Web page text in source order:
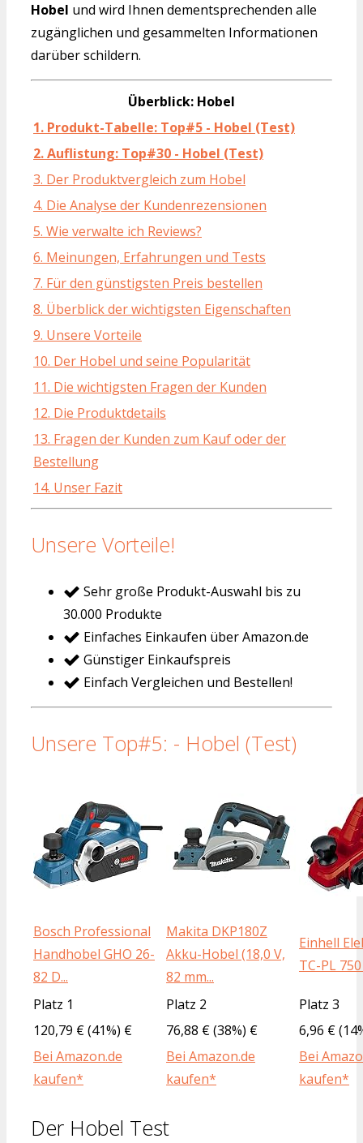
Hobel und wird Ihnen dementsprechenden alle
zugänglichen und gesammelten Informationen
darüber schildern.
Überblick: Hobel
1. Produkt-Tabelle: Top#5 - Hobel (Test)
2. Auflistung: Top#30 - Hobel (Test)
3. Der Produktvergleich zum Hobel
4. Die Analyse der Kundenrezensionen
5. Wie verwalte ich Reviews?
6. Meinungen, Erfahrungen und Tests
7. Für den günstigsten Preis bestellen
8. Überblick der wichtigsten Eigenschaften
9. Unsere Vorteile
10. Der Hobel und seine Popularität
11. Die wichtigsten Fragen der Kunden
12. Die Produktdetails
13. Fragen der Kunden zum Kauf oder der
Bestellung
14. Unser Fazit
Unsere Vorteile!
Sehr große Produkt-Auswahl bis zu
30.000 Produkte
Einfaches Einkaufen über Amazon.de
Günstiger Einkaufspreis
Einfach Vergleichen und Bestellen!
Unsere Top#5: - Hobel (Test)
Bosch Professional
Handhobel GHO 26-
82 D...
Makita DKP180Z
Akku-Hobel (18,0 V,
82 mm...
Einhell
TC-PL
Platz 1 Platz 2
Platz 3
120,79 € (41%) €
76,88 € (38%) €
6,96 €
Bei Amazon.de
kaufen*
Bei Amazon.de
kaufen*
Bei
kaufen*
Der Hobel Test